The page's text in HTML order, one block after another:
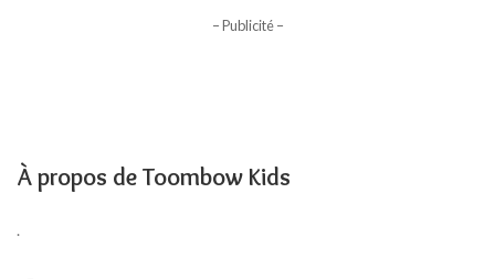
– Publicité –
À propos de Toombow Kids
.